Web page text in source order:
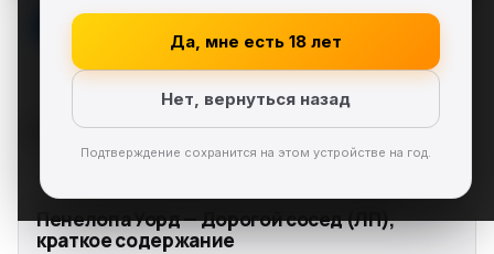
Да, мне есть 18 лет
Нет, вернуться назад
Подтверждение сохранится на этом устройстве на год.
Пенелопа Уорд — Дорогой сосед (ЛП),
краткое содержание